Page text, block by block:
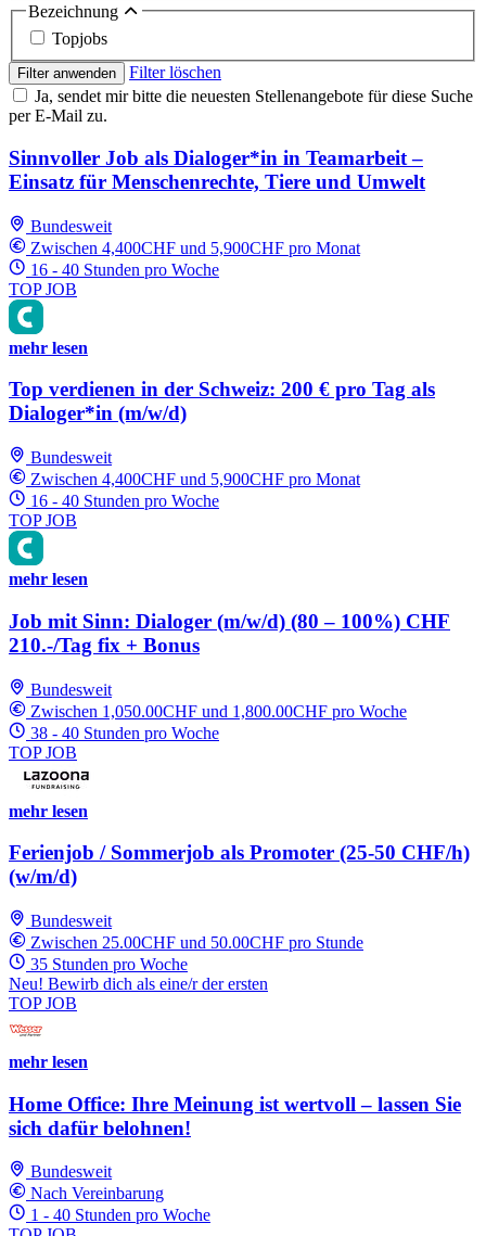
Bezeichnung
Topjobs
Filter anwenden
Filter löschen
Ja, sendet mir bitte die neuesten Stellenangebote für diese Suche
per E-Mail zu.
Sinnvoller Job als Dialoger*in in Teamarbeit –
Einsatz für Menschenrechte, Tiere und Umwelt
Bundesweit
Zwischen 4,400CHF und 5,900CHF pro Monat
16 - 40 Stunden pro Woche
TOP JOB
mehr lesen
Top verdienen in der Schweiz: 200 € pro Tag als
Dialoger*in (m/w/d)
Bundesweit
Zwischen 4,400CHF und 5,900CHF pro Monat
16 - 40 Stunden pro Woche
TOP JOB
mehr lesen
Job mit Sinn: Dialoger (m/w/d) (80 – 100%) CHF
210.-/Tag fix + Bonus
Bundesweit
Zwischen 1,050.00CHF und 1,800.00CHF pro Woche
38 - 40 Stunden pro Woche
TOP JOB
mehr lesen
Ferienjob / Sommerjob als Promoter (25-50 CHF/h)
(w/m/d)
Bundesweit
Zwischen 25.00CHF und 50.00CHF pro Stunde
35 Stunden pro Woche
Neu! Bewirb dich als eine/r der ersten
TOP JOB
mehr lesen
Home Office: Ihre Meinung ist wertvoll – lassen Sie
sich dafür belohnen!
Bundesweit
Nach Vereinbarung
1 - 40 Stunden pro Woche